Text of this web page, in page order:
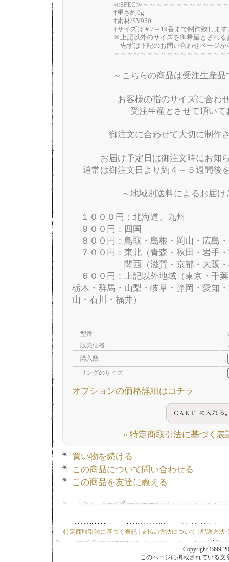
≪SPEC≫～～～～～～～～～～～～
†重さ約6g
†素材/SV950
†サイズは＃7～19番まで制作致します
※上記以外のサイズを御希望とされる
先ずは下記のお問い合わせページか
～～～～～～～～～～～～～～～～
～こちらの商品は受注生産
お客様の指のサイズに合わ
受注生産とさせて頂いて
御注文に合わせて大切に制作
お届け予定日は御注文時にお知
通常は御注文日より約４～５週間後
～地域別送料によるお届
１０００円：北海道、九州
９００円：四国
８００円：鳥取・島根・岡山・広島
７００円：東北（青森・秋田・岩手
関西（滋賀・京都・大阪・兵
６００円：上記以外地域（東京・千
栃木・群馬・山梨・岐阜・静岡・愛知
山・石川・福井）
型番
販売価格
購入数
リングのサイズ
オプションの価格詳細はコチラ
» 特定商取引法に基づく表
買い物を続ける
この商品について問い合わせる
この商品を友達に教える
特定商取引法に基づく表記 支払い方法について 配送方法
Copyright 1999-
このページに掲載されている